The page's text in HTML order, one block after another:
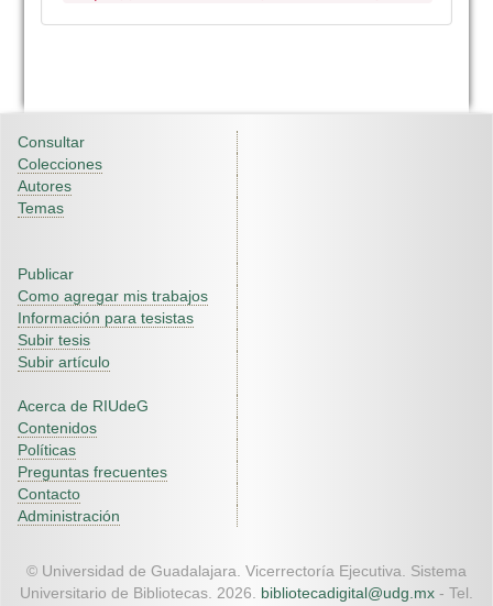
Consultar
Colecciones
Autores
Temas
Publicar
Como agregar mis trabajos
Información para tesistas
Subir tesis
Subir artículo
Acerca de RIUdeG
Contenidos
Políticas
Preguntas frecuentes
Contacto
Administración
© Universidad de Guadalajara. Vicerrectoría Ejecutiva. Sistema
Universitario de Bibliotecas. 2026. bibliotecadigital@udg.mx - Tel.